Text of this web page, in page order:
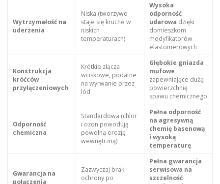
Wytrzymałość na
uderzenia
Niska (tworzywo
staje się kruche w
niskich
temperaturach)
Wysoka
odporność
udarowa dzięki
domieszkom
modyfikatorów
elastomerowych
Konstrukcja
króćców
przyłączeniowych
Krótkie złącza
wciskowe, podatne
na wyrwanie przez
lód
Głębokie gniazda
mufowe
zapewniające dużą
powierzchnię
spawu chemicznego
Odporność
chemiczna
Standardowa (chlor
i ozon powodują
powolną erozję
wewnętrzną)
Pełna odporność
na agresywną
chemię basenową
i wysoką
temperaturę
Gwarancja na
połączenia
Zazwyczaj brak
ochrony po
Pełna gwarancja
serwisowa na
szczelność